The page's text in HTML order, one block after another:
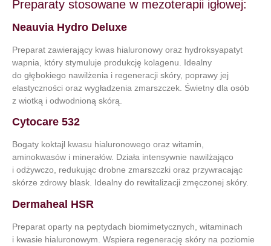
Preparaty stosowane w mezoterapii igłowej:
Neauvia Hydro Deluxe
Preparat zawierający kwas hialuronowy oraz hydroksyapatyt
wapnia, który stymuluje produkcję kolagenu. Idealny
do głębokiego nawilżenia i regeneracji skóry, poprawy jej
elastyczności oraz wygładzenia zmarszczek. Świetny dla osób
z wiotką i odwodnioną skórą.
Cytocare 532
Bogaty koktajl kwasu hialuronowego oraz witamin,
aminokwasów i minerałów. Działa intensywnie nawilżająco
i odżywczo, redukując drobne zmarszczki oraz przywracając
skórze zdrowy blask. Idealny do rewitalizacji zmęczonej skóry.
Dermaheal HSR
Preparat oparty na peptydach biomimetycznych, witaminach
i kwasie hialuronowym. Wspiera regenerację skóry na poziomie